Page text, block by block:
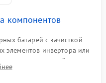
компонентов
батарей с зачисткой
элементов инвертора или
радиодеталей.
токоведущих дорожек и